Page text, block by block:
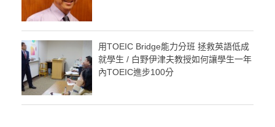
用TOEIC Bridge能力分班 拯救英語低成
就學生 / 白野伊津夫教授如何讓學生一年
內TOEIC進步100分